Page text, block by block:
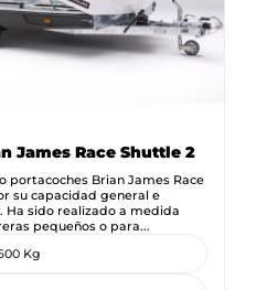
James Race Shuttle 2
portacoches Brian James Race
su capacidad general e
Ha sido realizado a medida
pequeños o para...
Kg